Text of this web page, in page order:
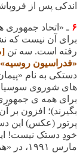
اندکی پس از
۶ ـ «اتحاد
برای آن نیست که
رفته است. سه تن
«فدراسیون
دستکی به نام
های شوروی
برای همه ی
بگیرند)؛ افزون
پرتور (عکس) این